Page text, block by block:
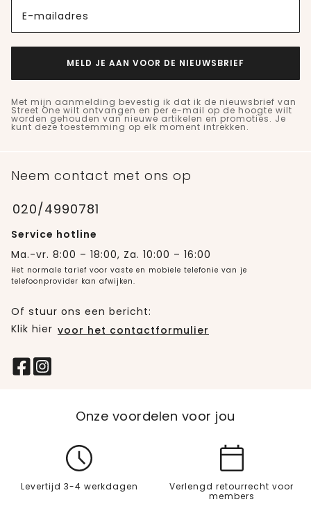
E-mailadres
MELD JE AAN VOOR DE NIEUWSBRIEF
Met mijn aanmelding bevestig ik dat ik de nieuwsbrief van
Street One wilt ontvangen en per e-mail op de hoogte wilt
worden gehouden van nieuwe artikelen en promoties. Je
kunt deze toestemming op elk moment intrekken.
Neem contact met ons op
020/4990781
Service hotline
Ma.-vr. 8:00 – 18:00, Za. 10:00 – 16:00
Het normale tarief voor vaste en mobiele telefonie van je
telefoonprovider kan afwijken.
Of stuur ons een bericht:
Klik hier voor het contactformulier
Onze voordelen voor jou
Levertijd 3-4 werkdagen
Verlengd retourrecht voor
members